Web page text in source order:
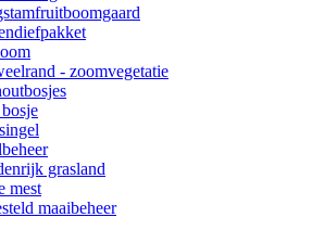
- zoomvegetatie
grasland
mest
maaibeheer